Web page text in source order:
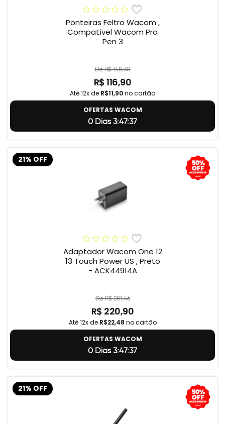
Ponteiras Feltro Wacom ,
Compatível Wacom Pro
Pen 3
De R$ 148,30
R$ 116,90
Até 12x de R$11,90no cartão
OFERTAS WACOM
0 Dias 3:47:36
21% OFF
Adaptador Wacom One 12
13 Touch Power US , Preto
- ACK44914A
De R$ 281,46
R$ 220,90
Até 12x de R$22,48 no cartão
OFERTAS WACOM
0 Dias 3:47:36
21% OFF